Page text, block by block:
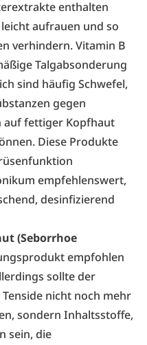
enthalten
aufrauen und so
verhindern. Vitamin B
Talgabsonderung
sind häufig Schwefel,
gegen
auf fettiger Kopfhaut
Diese Produkte
empfehlenswert,
desinfizierend
(Seborrhoe
empfohlen
sollte der
nicht noch mehr
sondern Inhaltsstoffe,
sein, die